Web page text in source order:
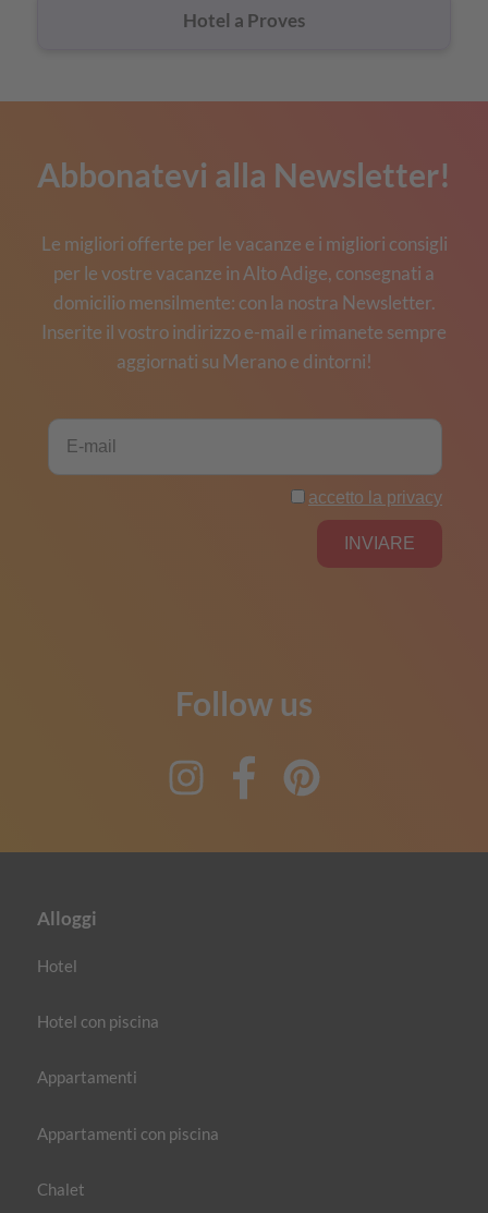
Hotel a Proves
Abbonatevi alla Newsletter!
Le migliori offerte per le vacanze e i migliori consigli
per le vostre vacanze in Alto Adige, consegnati a
domicilio mensilmente: con la nostra Newsletter.
Inserite il vostro indirizzo e-mail e rimanete sempre
aggiornati su Merano e dintorni!
Follow us
InstagramFacebook
Alloggi
Hotel
Hotel con piscina
Appartamenti
Appartamenti con piscina
Chalet